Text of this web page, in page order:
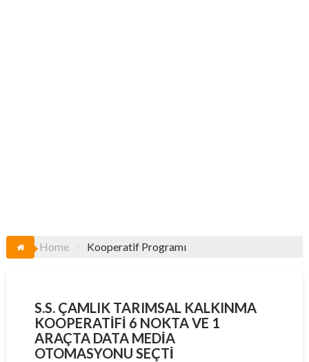
Home Kooperatif Programı
S.S. ÇAMLIK TARIMSAL KALKINMA
KOOPERATIFI 6 NOKTA VE 1
ARAÇTA DATA MEDIA
OTOMASYONU SEÇTI